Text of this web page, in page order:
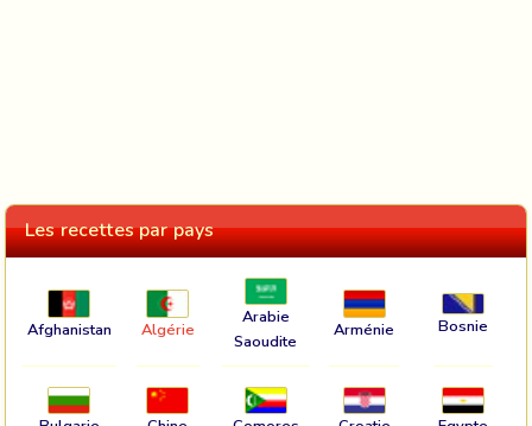
Les recettes par pays
Afghanistan Algérie
Arabie
Saoudite
Arménie Bosnie